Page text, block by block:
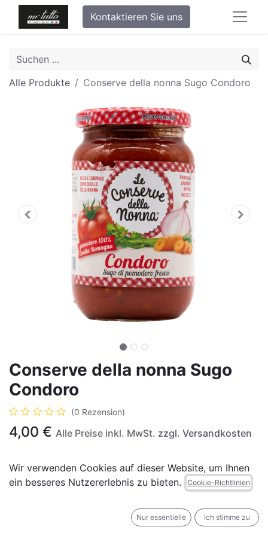
Kontaktieren Sie uns
Alle Produkte Conserve della nonna Sugo Condoro
Conserve della nonna Sugo
Condoro
(0 Rezension)
4,00 € Alle Preise inkl. MwSt. zzgl. Versandkosten
Wir verwenden Cookies auf dieser Website, um Ihnen
ein besseres Nutzererlebnis zu bieten.
Cookie-Richtlinien
Nur essentielle Ich stimme zu